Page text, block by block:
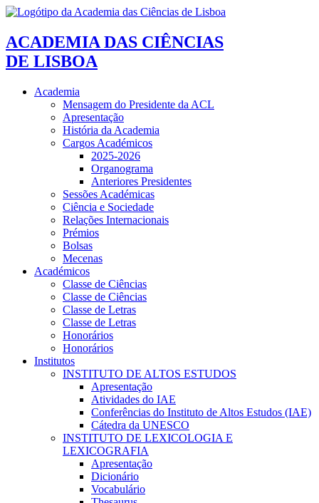
ACADEMIA DAS CIÊNCIAS
DE LISBOA
Academia
Mensagem do Presidente da ACL
Apresentação
História da Academia
Cargos Académicos
2025-2026
Organograma
Anteriores Presidentes
Sessões Académicas
Ciência e Sociedade
Relações Internacionais
Prémios
Bolsas
Mecenas
Académicos
Classe de Ciências
Classe de Ciências
Classe de Letras
Classe de Letras
Honorários
Honorários
Institutos
INSTITUTO DE ALTOS ESTUDOS
Apresentação
Atividades do IAE
Conferências do Instituto de Altos Estudos (IAE)
Cátedra da UNESCO
INSTITUTO DE LEXICOLOGIA E
LEXICOGRAFIA
Apresentação
Dicionário
Vocabulário